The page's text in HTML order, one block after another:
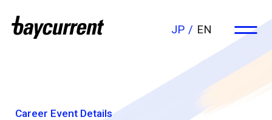
EN
JP
Career Event Details